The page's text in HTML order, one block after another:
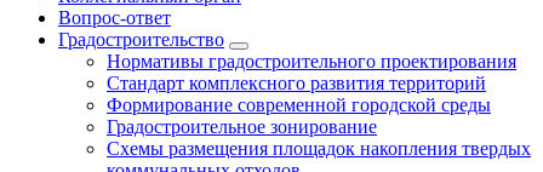
Вопрос-ответ
Градостроительство
Нормативы градостроительного проектирования
Стандарт комплексного развития территорий
Формирование современной городской среды
Градостроительное зонирование
Схемы размещения площадок накопления твердых